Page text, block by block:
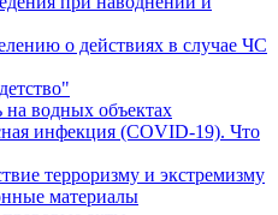
о действиях в случае ЧС
на водных объектах
инфекция (COVID-19). Что
терроризму и экстремизму
материалы